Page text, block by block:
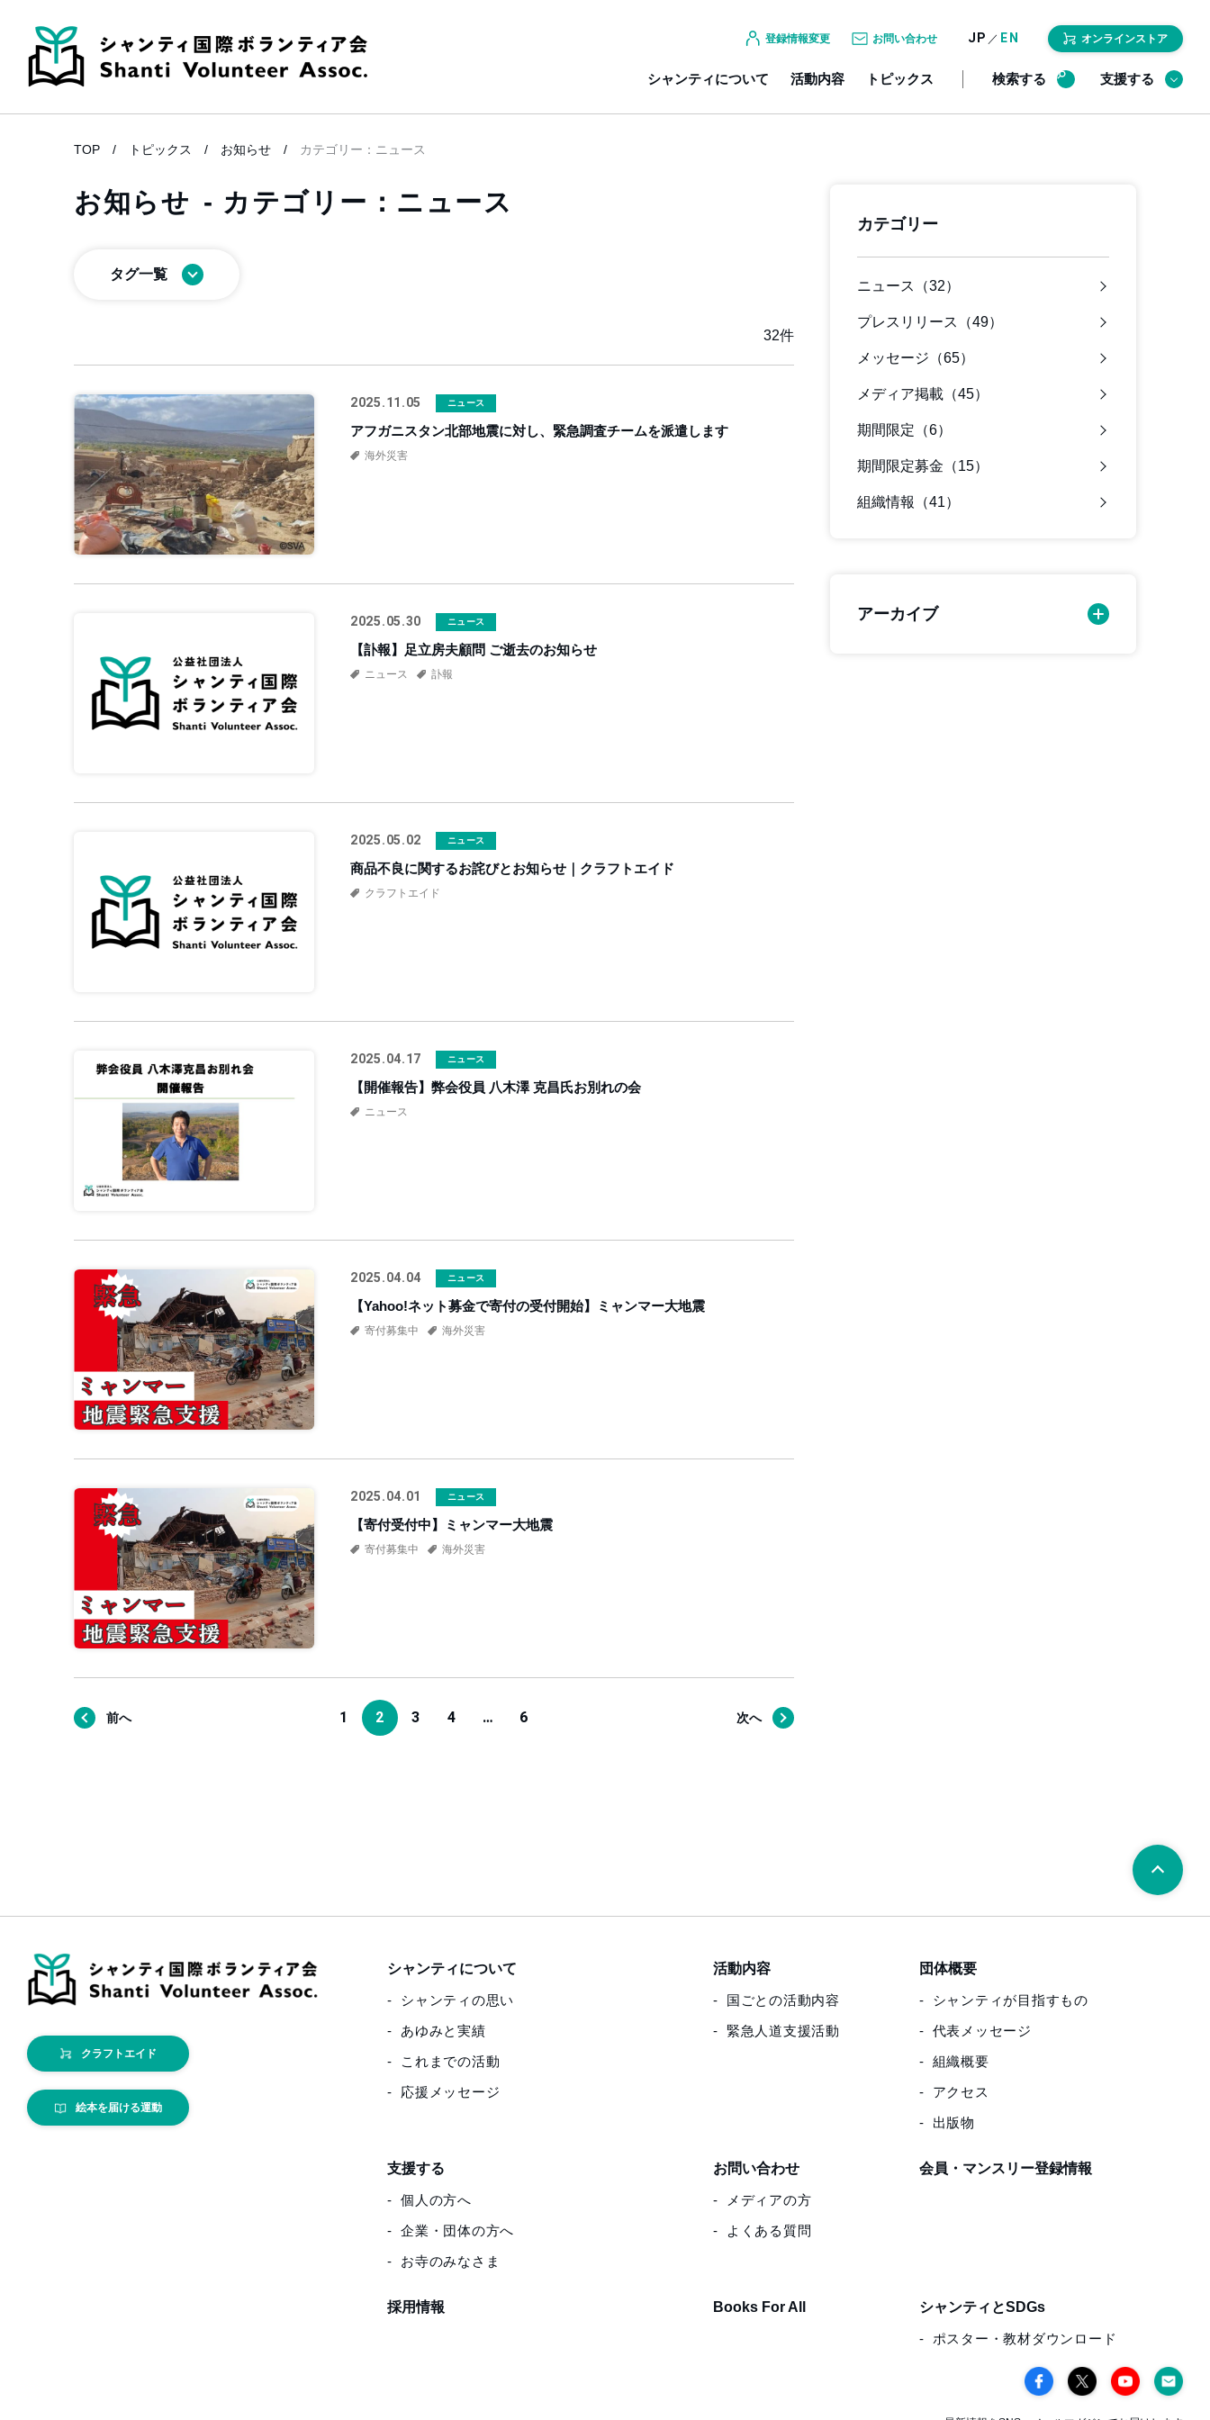
登録情報変更 お問い合わせ JP ／ EN オンラインストア
シャンティについて 活動内容 トピックス 検索する 支援する
TOP トピックス お知らせ カテゴリー：ニュース
お知らせ - カテゴリー：ニュース
タグ一覧
32件
2025.11.05 ニュース
アフガニスタン北部地震に対し、緊急調査チームを派遣します
海外災害
2025.05.30 ニュース
【訃報】足立房夫顧問 ご逝去のお知らせ
ニュース 訃報
2025.05.02 ニュース
商品不良に関するお詫びとお知らせ｜クラフトエイド
クラフトエイド
2025.04.17 ニュース
【開催報告】弊会役員 八木澤 克昌氏お別れの会
ニュース
2025.04.04 ニュース
【Yahoo!ネット募金で寄付の受付開始】ミャンマー大地震
寄付募集中 海外災害
2025.04.01 ニュース
【寄付受付中】ミャンマー大地震
寄付募集中 海外災害
前へ 1 2 3 4 … 6 次へ
カテゴリー
ニュース（32）
プレスリリース（49）
メッセージ（65）
メディア掲載（45）
期間限定（6）
期間限定募金（15）
組織情報（41）
アーカイブ
クラフトエイド
絵本を届ける運動
シャンティについて
シャンティの思い
あゆみと実績
これまでの活動
応援メッセージ
活動内容
国ごとの活動内容
緊急人道支援活動
団体概要
シャンティが目指すもの
代表メッセージ
組織概要
アクセス
出版物
支援する
個人の方へ
企業・団体の方へ
お寺のみなさま
お問い合わせ
メディアの方
よくある質問
会員・マンスリー登録情報
採用情報 Books For All シャンティとSDGs
ポスター・教材ダウンロード